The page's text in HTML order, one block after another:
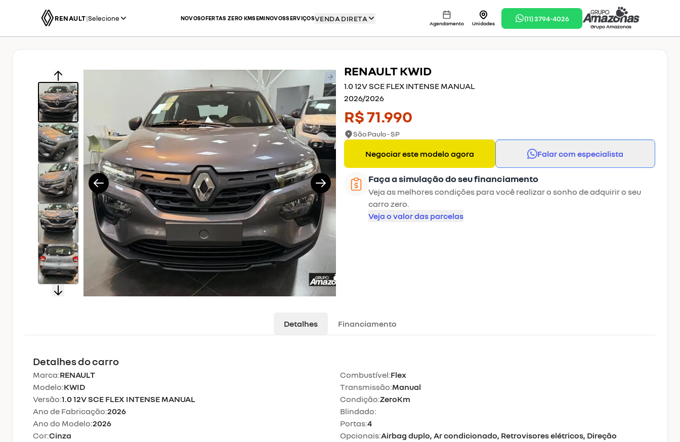
RENAULT|Selecione NOVOSOFERTAS ZERO KMSEMINOVOSSERVIÇOSVENDA DIRETA
Agendamento Unidades
(11) 3794-4026
Grupo Amazonas
1/10
RENAULTKWID
1.0 12V SCE FLEX INTENSE MANUAL
2026/2026
R$ 71.990
São Paulo - SP
Negociar este modelo agora Falar com especialista
Faça a simulação do seu financiamento
Veja as melhores condições para você realizar o sonho de adquirir o seu
carro zero.
Veja o valor das parcelas
Detalhes Financiamento
Detalhes do carro
Marca:RENAULT
Modelo:KWID
Versão:1.0 12V SCE FLEX INTENSE MANUAL
Ano de Fabricação:2026
Ano do Modelo:2026
Cor:Cinza
Combustível:Flex
Transmissão:Manual
Condição:ZeroKm
Blindado:
Portas:4
Opcionais:Airbag duplo, Ar condicionado, Retrovisores elétricos, Direção